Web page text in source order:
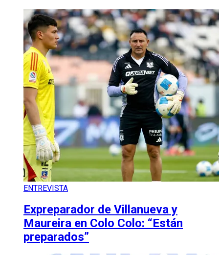
ENTREVISTA
Expreparador de Villanueva y
Maureira en Colo Colo: “Están
preparados”